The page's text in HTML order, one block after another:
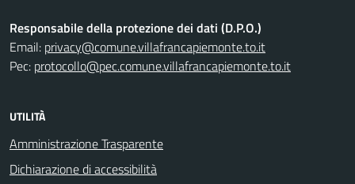
Responsabile della protezione dei dati (D.P.O.)
Email: privacy@comune.villafrancapiemonte.to.it
Pec: protocollo@pec.comune.villafrancapiemonte.to.it
UTILITÀ
Amministrazione Trasparente
Dichiarazione di accessibilità